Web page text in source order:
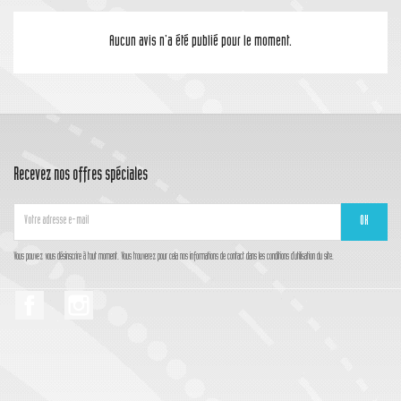
Aucun avis n'a été publié pour le moment.
Recevez nos offres spéciales
Vous pouvez vous désinscrire à tout moment. Vous trouverez pour cela nos informations de contact dans les conditions d'utilisation du site.